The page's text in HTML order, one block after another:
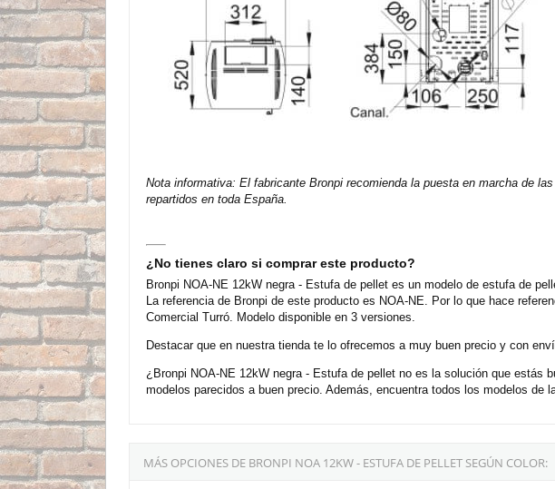
Nota informativa: El fabricante Bronpi recomienda la puesta en marcha de
repartidos en toda España.
¿No tienes claro si comprar este producto?
Bronpi NOA-NE 12kW negra - Estufa de pellet es un modelo de estufa de
La referencia de Bronpi de este producto es NOA-NE. Por lo que hace
Comercial Turró. Modelo disponible en 3 versiones.
Destacar que en nuestra tienda te lo ofrecemos a muy buen precio y con
¿Bronpi NOA-NE 12kW negra - Estufa de pellet no es la solución que estás
modelos parecidos a buen precio. Además, encuentra todos los modelos de
MÁS OPCIONES DE BRONPI NOA 12KW - ESTUFA DE PELLET SEGÚN COLOR: